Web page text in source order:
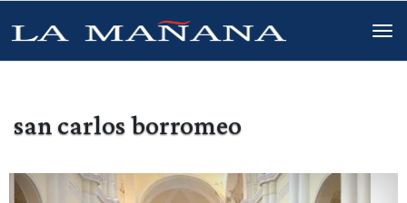
san carlos borromeo